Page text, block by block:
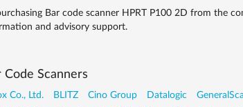
Bar code scanner HPRT P100 2D from the
and advisory support.
Code Scanners
Co., Ltd. BLITZ Cino Group Datalogic